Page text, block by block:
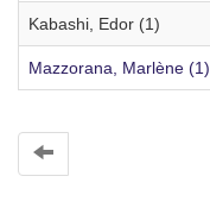
Kabashi, Edor (1)
Mazzorana, Marlène (1)